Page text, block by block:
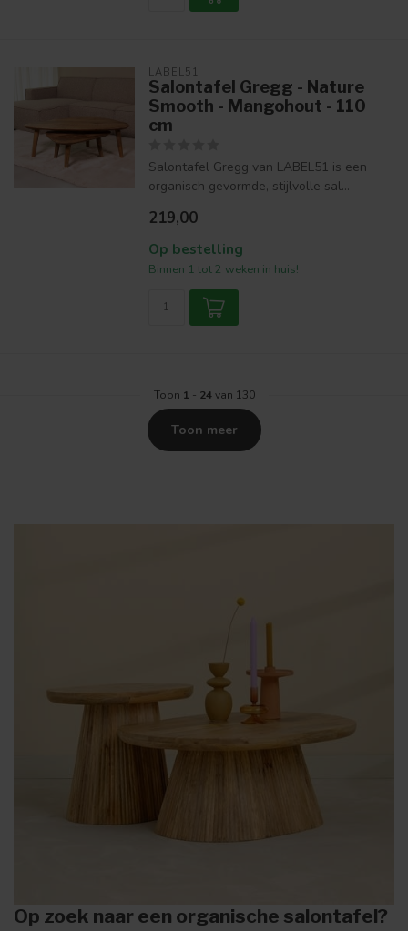
LABEL51
Salontafel Gregg - Nature
Smooth - Mangohout - 110
cm
Salontafel Gregg van LABEL51 is een
organisch gevormde, stijlvolle sal...
219,00
Op bestelling
Binnen 1 tot 2 weken in huis!
Toon 1 - 24van 130
Toon meer
Op zoek naar een organische salontafel?